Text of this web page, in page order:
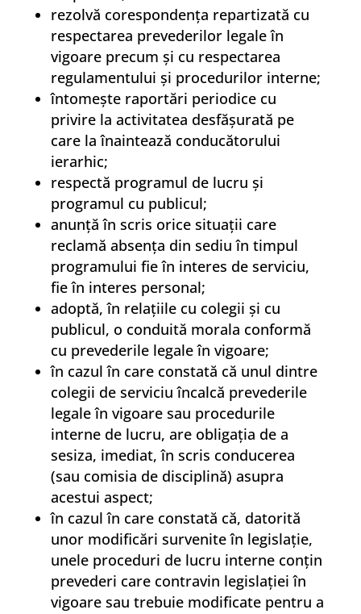
rezolvă corespondenţa repartizată cu
respectarea prevederilor legale în
vigoare precum şi cu respectarea
regulamentului şi procedurilor interne;
întomeşte raportări periodice cu
privire la activitatea desfăşurată pe
care la înaintează conducătorului
ierarhic;
respectă programul de lucru şi
programul cu publicul;
anunţă în scris orice situaţii care
reclamă absenţa din sediu în timpul
programului fie în interes de serviciu,
fie în interes personal;
adoptă, în relaţiile cu colegii şi cu
publicul, o conduită morala conformă
cu prevederile legale în vigoare;
în cazul în care constată că unul dintre
colegii de serviciu încalcă prevederile
legale în vigoare sau procedurile
interne de lucru, are obligaţia de a
sesiza, imediat, în scris conducerea
(sau comisia de disciplină) asupra
acestui aspect;
în cazul în care constată că, datorită
unor modificări survenite în legislaţie,
unele proceduri de lucru interne conţin
prevederi care contravin legislaţiei în
vigoare sau trebuie modificate pentru a